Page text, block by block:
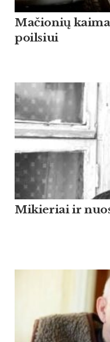
Mačionių
poilsiui
Mikieriai ir